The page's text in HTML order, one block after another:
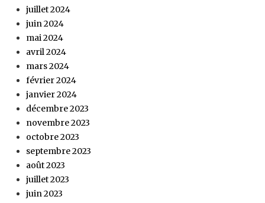
juillet 2024
juin 2024
mai 2024
avril 2024
mars 2024
février 2024
janvier 2024
décembre 2023
novembre 2023
octobre 2023
septembre 2023
août 2023
juillet 2023
juin 2023